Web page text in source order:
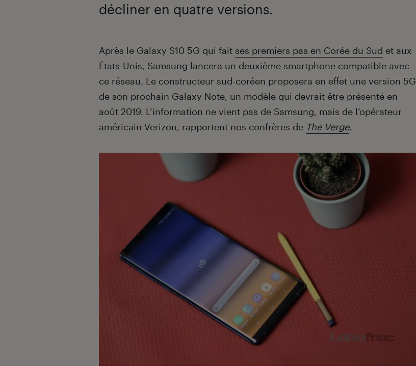
décliner en quatre versions.
Introduction
Après le Galaxy S10 5G qui fait ses premiers pas en Corée du Sud et aux
États-Unis, Samsung lancera un deuxième smartphone compatible avec
ce réseau. Le constructeur sud-coréen proposera en effet une version 5G
de son prochain Galaxy Note, un modèle qui devrait être présenté en
août 2019. L’information ne vient pas de Samsung, mais de l’opérateur
américain Verizon, rapportent nos confrères de The Verge.